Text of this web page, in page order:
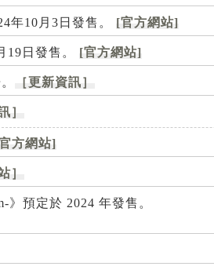
年10月3日發售。 [官方網站]
19日發售。 [官方網站]
［更新資訊］
］
方網站]
］
預定於 2024 年發售。